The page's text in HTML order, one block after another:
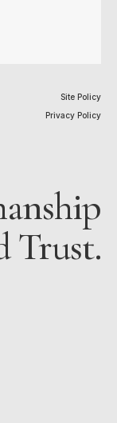
Site Policy
Privacy Policy
Trust.